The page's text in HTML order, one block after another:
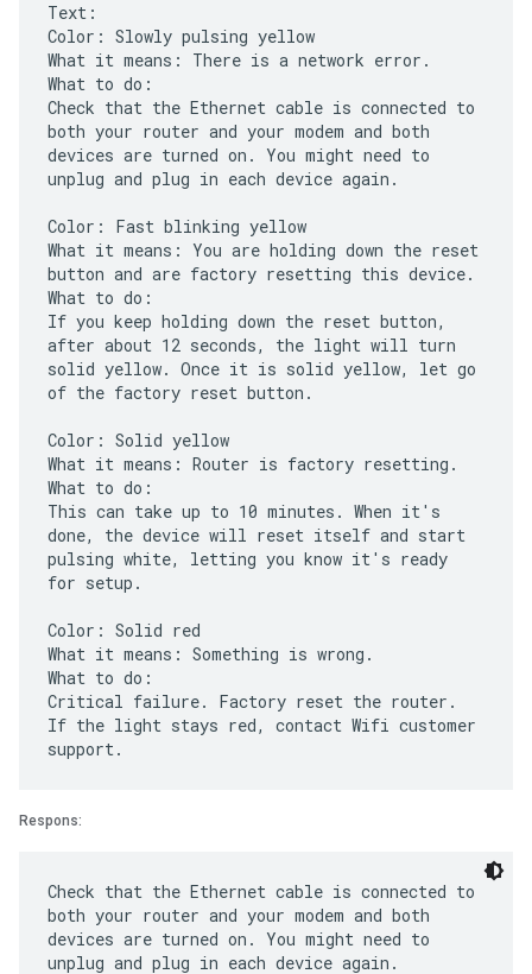
Text:
Color: Slowly pulsing yellow
What it means: There is a network error.
What to do:
Check that the Ethernet cable is connected to
both your router and your modem and both
devices are turned on. You might need to
unplug and plug in each device again.
Color: Fast blinking yellow
What it means: You are holding down the reset
button and are factory resetting this device.
What to do:
If you keep holding down the reset button,
after about 12 seconds, the light will turn
solid yellow. Once it is solid yellow, let go
of the factory reset button.
Color: Solid yellow
What it means: Router is factory resetting.
What to do:
This can take up to 10 minutes. When it's
done, the device will reset itself and start
pulsing white, letting you know it's ready
for setup.
Color: Solid red
What it means: Something is wrong.
What to do:
Critical failure. Factory reset the router.
If the light stays red, contact Wifi customer
Respons:
Check that the Ethernet cable is connected to
both your router and your modem and both
devices are turned on. You might need to